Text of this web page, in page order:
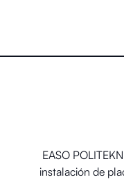
EASO
instalación de